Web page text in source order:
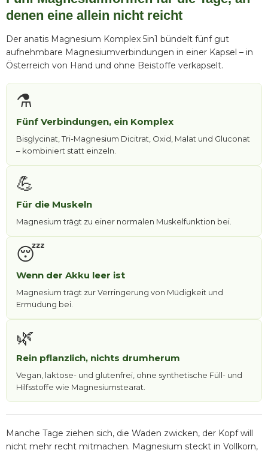
denen eine allein nicht reicht
Der anatis Magnesium Komplex 5in1 bündelt fünf gut
aufnehmbare Magnesiumverbindungen in einer Kapsel – in
Österreich von Hand und ohne Beistoffe verkapselt.
⚗️
Fünf Verbindungen, ein Komplex
Bisglycinat, Tri-Magnesium Dicitrat, Oxid, Malat und Gluconat
– kombiniert statt einzeln.
💪
Für die Muskeln
Magnesium trägt zu einer normalen Muskelfunktion bei.
😴
Wenn der Akku leer ist
Magnesium trägt zur Verringerung von Müdigkeit und
Ermüdung bei.
🌿
Rein pflanzlich, nichts drumherum
Vegan, laktose- und glutenfrei, ohne synthetische Füll- und
Hilfsstoffe wie Magnesiumstearat.
Manche Tage ziehen sich, die Waden zwicken, der Kopf will
nicht mehr recht mitmachen. Magnesium steckt in Vollkorn,